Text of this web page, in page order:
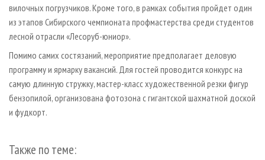
вилочных погрузчиков. Кроме того, в рамках события пройдет один
из этапов Сибирского чемпионата профмастерства среди студентов
лесной отрасли «Лесоруб-юниор».
Помимо самих состязаний, мероприятие предполагает деловую
программу и ярмарку вакансий. Для гостей проводится конкурс на
самую длинную стружку, мастер-класс художественной резки фигур
бензопилой, организована фотозона с гигантской шахматной доской
и фудкорт.
Также по теме: